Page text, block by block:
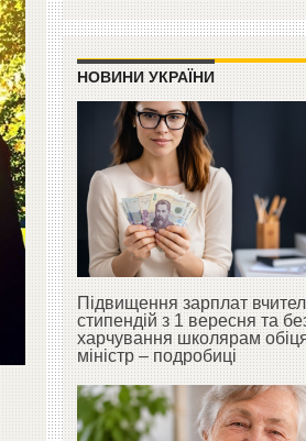
НОВИНИ УКРАЇНИ
Підвищення зарплат
стипендій з 1 вересня та
харчування школярам
міністр – подробиці